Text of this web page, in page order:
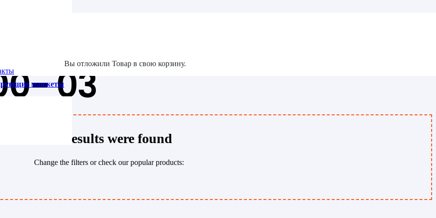
манжеты
Вы отложили Товар в свою корзину.
03
No results were found
Change the filters or check our popular products: